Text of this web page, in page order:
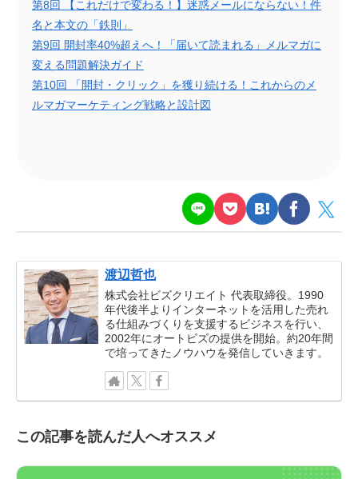
第8回 【これだけで変わる！】迷惑メールにならない！件
名と本文の「鉄則」
第9回 開封率40%超えへ！「届いて読まれる」メルマガに
変える問題解決ガイド
第10回 「開封・クリック」を獲り続ける！これからのメ
ルマガマーケティング戦略と設計図
渡辺哲也
株式会社ビズクリエイト 代表取締役。1990
年代後半よりインターネットを活用した売れ
る仕組みづくりを支援するビジネスを行い、
2002年にオートビズの提供を開始。約20年間
で培ってきたノウハウを発信していきます。
この記事を読んだ人へオススメ